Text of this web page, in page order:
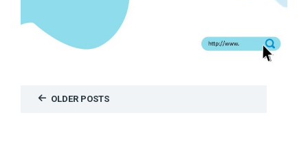
OLDER POSTS